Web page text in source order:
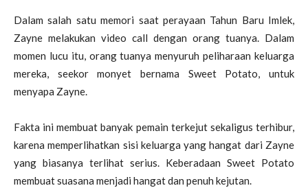
Dalam salah satu memori saat perayaan Tahun Baru Imlek,
Zayne melakukan video call dengan orang tuanya. Dalam
momen lucu itu, orang tuanya menyuruh peliharaan keluarga
mereka, seekor monyet bernama Sweet Potato, untuk
menyapa Zayne.
Fakta ini membuat banyak pemain terkejut sekaligus terhibur,
karena memperlihatkan sisi keluarga yang hangat dari Zayne
yang biasanya terlihat serius. Keberadaan Sweet Potato
membuat suasana menjadi hangat dan penuh kejutan.